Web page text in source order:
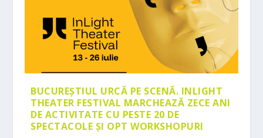
BUCUREȘTIUL URCĂ PE SCENĂ. INLIGHT
THEATER FESTIVAL MARCHEAZĂ ZECE ANI
DE ACTIVITATE CU PESTE 20 DE
SPECTACOLE ȘI OPT WORKSHOPURI